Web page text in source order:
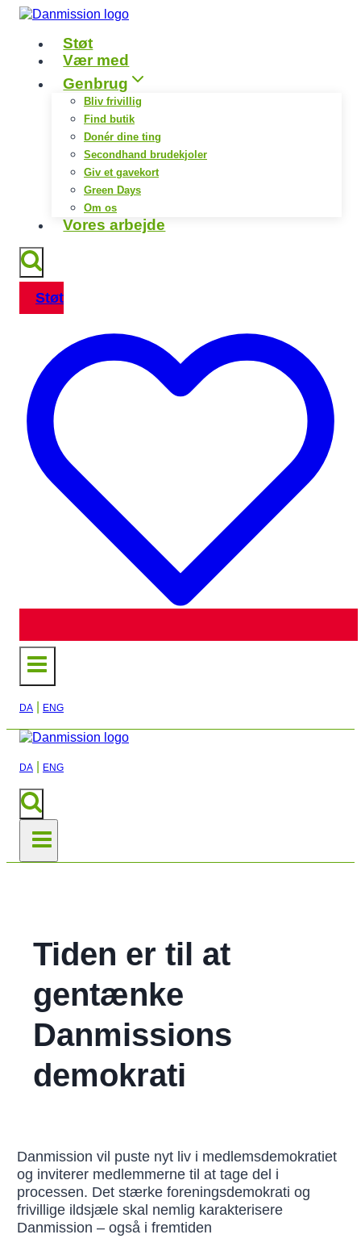
Fortsæt
indhold
Støt
Vær med
Genbrug
Bliv frivillig
Find butik
Donér dine ting
Secondhand brudekjoler
Giv et gavekort
Green Days
Om os
Vores arbejde
Støt
DA ENG
DA ENG
Tiden er til at
gentænke
Danmissions
demokrati
Danmission vil puste nyt liv i medlemsdemokratiet
og inviterer medlemmerne til at tage del i
processen. Det stærke foreningsdemokrati og
frivillige ildsjæle skal nemlig karakterisere
Danmission – også i fremtiden